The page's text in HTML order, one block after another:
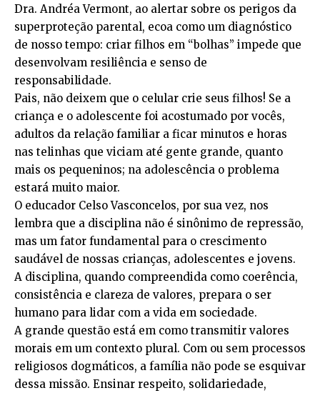
Dra. Andréa Vermont, ao alertar sobre os perigos da
superproteção parental, ecoa como um diagnóstico
de nosso tempo: criar filhos em “bolhas” impede que
desenvolvam resiliência e senso de
responsabilidade.
Pais, não deixem que o celular crie seus filhos! Se a
criança e o adolescente foi acostumado por vocês,
adultos da relação familiar a ficar minutos e horas
nas telinhas que viciam até gente grande, quanto
mais os pequeninos; na adolescência o problema
estará muito maior.
O educador Celso Vasconcelos, por sua vez, nos
lembra que a disciplina não é sinônimo de repressão,
mas um fator fundamental para o crescimento
saudável de nossas crianças, adolescentes e jovens.
A disciplina, quando compreendida como coerência,
consistência e clareza de valores, prepara o ser
humano para lidar com a vida em sociedade.
A grande questão está em como transmitir valores
morais em um contexto plural. Com ou sem processos
religiosos dogmáticos, a família não pode se esquivar
dessa missão. Ensinar respeito, solidariedade,